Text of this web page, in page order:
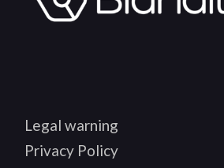
Legal warning
Privacy Policy